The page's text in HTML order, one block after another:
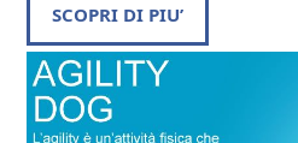
SCOPRI DI PIU’